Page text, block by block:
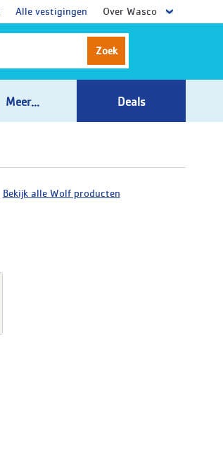
Alle vestigingen Over Wasco
Zoek
Meer... Deals
Bekijk alle Wolf producten